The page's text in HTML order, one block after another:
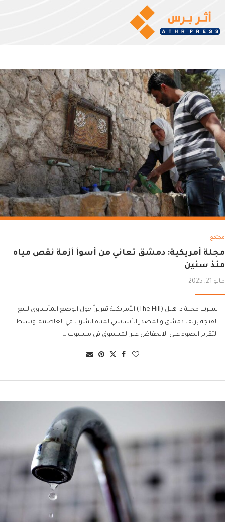
مجتمع
مجلة أمريكية: دمشق تعاني من أسوأ أزمة نقص مياه
منذ سنين
مايو 21, 2025
نشرت مجلة ذا هيل (The Hill) الأمريكية تقريراً حول الوضع المأساوي لنبع
الفيجة بريف دمشق والمصدر الأساسي لمياه الشرب في العاصمة. وسلط
التقرير الضوء على الانخفاض غير المسبوق في منسوب …